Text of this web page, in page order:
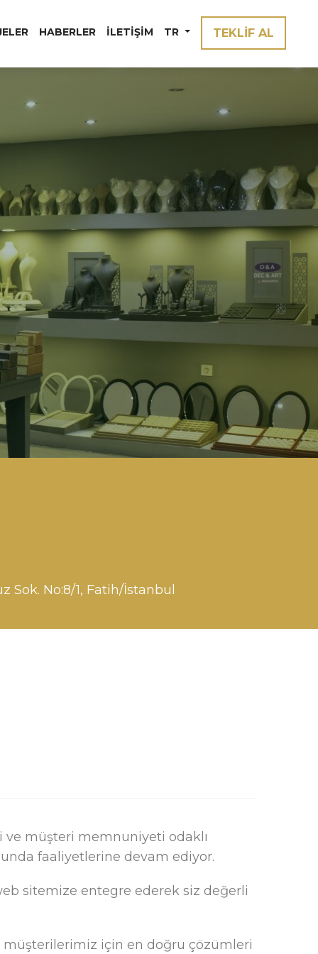
HABERLER İLETIŞIM TR TEKLİF AL
ve müşteri memnuniyeti odaklı
faaliyetlerine devam ediyor.
sitemize entegre ederek siz değerli
müşterilerimiz için en doğru çözümleri
Sok. No:8/1, Fatih/İstanbul